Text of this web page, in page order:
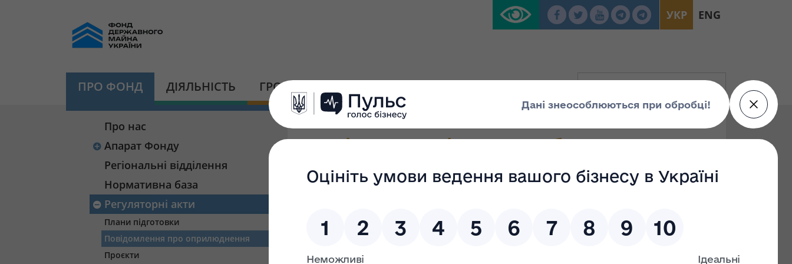
УКР ENG
ПРО ФОНД ДІЯЛЬНІСТЬ ГРОМАДСЬКА ПЛАТФОРМА
Про нас
Апарат Фонду
Регіональні відділення
Нормативна база
Регуляторні акти
Плани підготовки
Повідомлення про оприлюднення
Проєкти
Аналітична довідка про роботу Фонду
державного майна України та хід
приватизації державного майна у І півріччі